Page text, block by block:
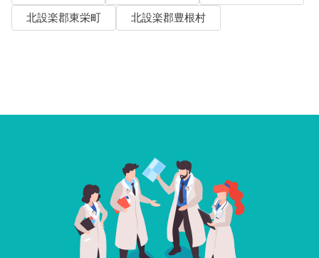
北設楽郡東栄町
北設楽郡豊根村